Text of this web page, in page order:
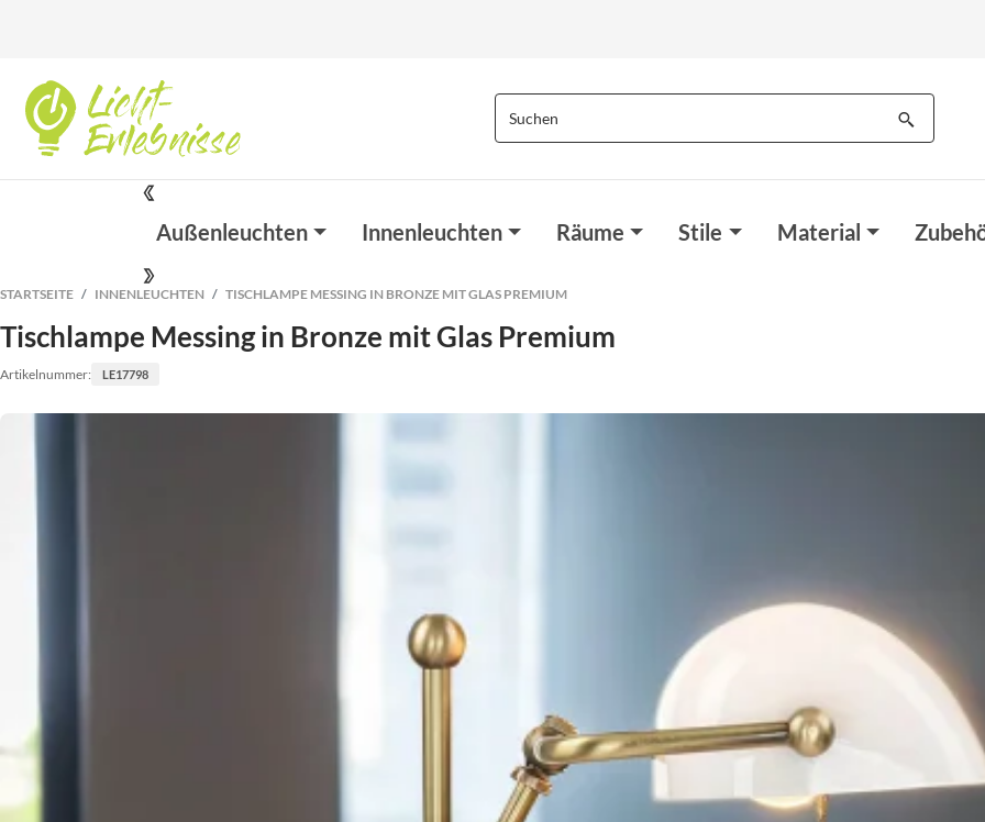
Außenleuchten Innenleuchten Räume Stile Material
STARTSEITE INNENLEUCHTEN TISCHLAMPE MESSING IN BRONZE MIT GLAS PREMIUM
Tischlampe Messing in Bronze mit Glas Premium
Artikelnummer: LE17798